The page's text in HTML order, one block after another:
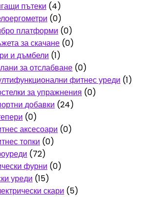
пътеки (4)
(0)
платформи (0)
за скачане (0)
и дъмбели (1)
за отслабване (0)
фитнес уреди (1)
за упражнения (0)
добавки (24)
(0)
аксесоари (0)
топки (0)
(72)
фурни (0)
уреди (15)
скари (5)